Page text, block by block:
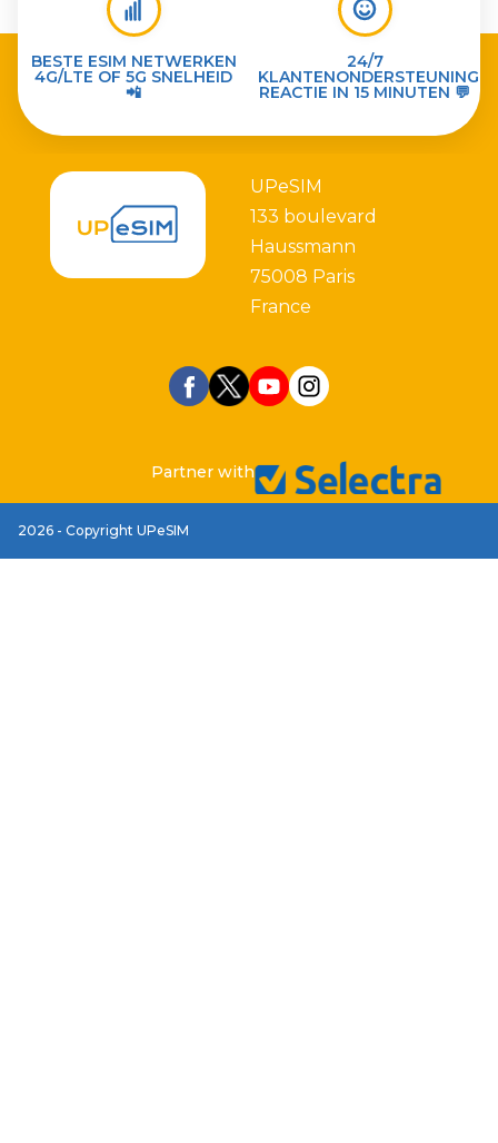
BESTE ESIM NETWERKEN
4G/LTE OF 5G SNELHEID
📲
24/7
KLANTENONDERSTEUNING
REACTIE IN 15 MINUTEN 💬
UPeSIM
133 boulevard
Haussmann
75008 Paris
France
Partner with
2026 - Copyright UPeSIM